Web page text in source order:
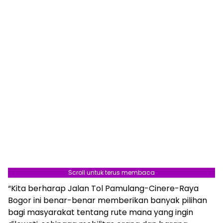
Berita Terkait: Presiden Jokowi Lepas
Kontingen Indonesia ke SEA Games Vietnam
Scroll untuk terus membaca
“Kita berharap Jalan Tol Pamulang-Cinere-Raya
Bogor ini benar-benar memberikan banyak pilihan
bagi masyarakat tentang rute mana yang ingin